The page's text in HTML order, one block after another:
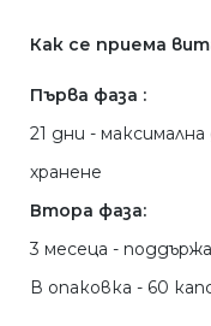
Как се приема
Първа фаза :
21 дни -
хранене
Втора фаза:
3 месеца -
В опаковка - 60